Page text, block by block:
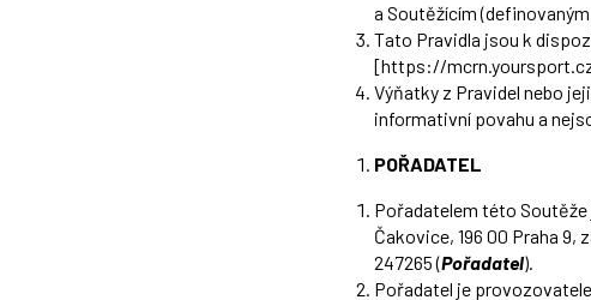
a Soutěžícím
Tato Pravidla jsou k
[https://
Výňatky z Pravidel nebo
informativní povahu a
POŘADATEL
Pořadatelem této
Čakovice, 196 00 Praha
247265 (Pořadatel).
Pořadatel je